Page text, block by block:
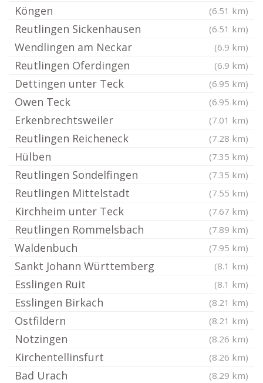
Köngen (6.51 km)
Reutlingen Sickenhausen (6.51 km)
Wendlingen am Neckar (6.9 km)
Reutlingen Oferdingen (6.9 km)
Dettingen unter Teck (6.95 km)
Owen Teck (6.95 km)
Erkenbrechtsweiler (7.01 km)
Reutlingen Reicheneck (7.28 km)
Hülben (7.35 km)
Reutlingen Sondelfingen (7.35 km)
Reutlingen Mittelstadt (7.55 km)
Kirchheim unter Teck (7.67 km)
Reutlingen Rommelsbach (7.89 km)
Waldenbuch (7.95 km)
Sankt Johann Württemberg (8.1 km)
Esslingen Ruit (8.1 km)
Esslingen Birkach (8.21 km)
Ostfildern (8.21 km)
Notzingen (8.26 km)
Kirchentellinsfurt (8.26 km)
Bad Urach (8.29 km)